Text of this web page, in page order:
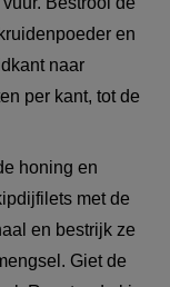
en
naar
per kant, tot de
honing en
met de
en bestrijk ze
Giet de